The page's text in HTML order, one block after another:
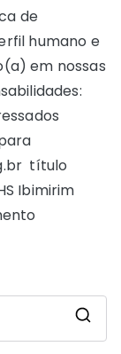
de
humano e
em nossas
título
Ibimirim